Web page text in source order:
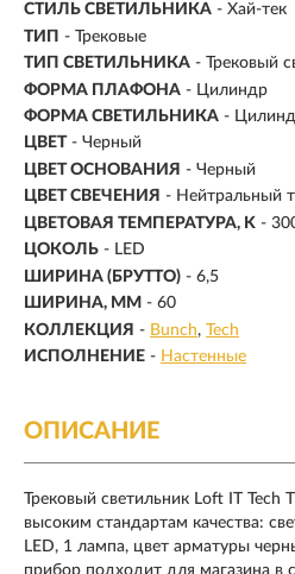
СТИЛЬ СВЕТИЛЬНИКА - Хай-тек
ТИП - Трековые
ТИП СВЕТИЛЬНИКА - Трековый
ФОРМА ПЛАФОНА - Цилиндр
ФОРМА СВЕТИЛЬНИКА -
ЦВЕТ - Черный
ЦВЕТ ОСНОВАНИЯ - Черный
ЦВЕТ СВЕЧЕНИЯ - Нейтральный
ЦВЕТОВАЯ ТЕМПЕРАТУРА, K -
ЦОКОЛЬ - LED
ШИРИНА (БРУТТО) - 6,5
ШИРИНА, ММ - 60
КОЛЛЕКЦИЯ - Bunch Tech
ИСПОЛНЕНИЕ - Настенные
ОПИСАНИЕ
Трековый светильник Loft IT Tech
высоким стандартам качества:
LED, 1 лампа, цвет арматуры
прибор подходит для магазина в